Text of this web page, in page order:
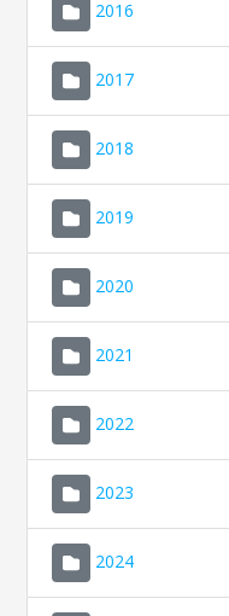
2016
2017
2018
2019
2020
2021
2022
2023
2024